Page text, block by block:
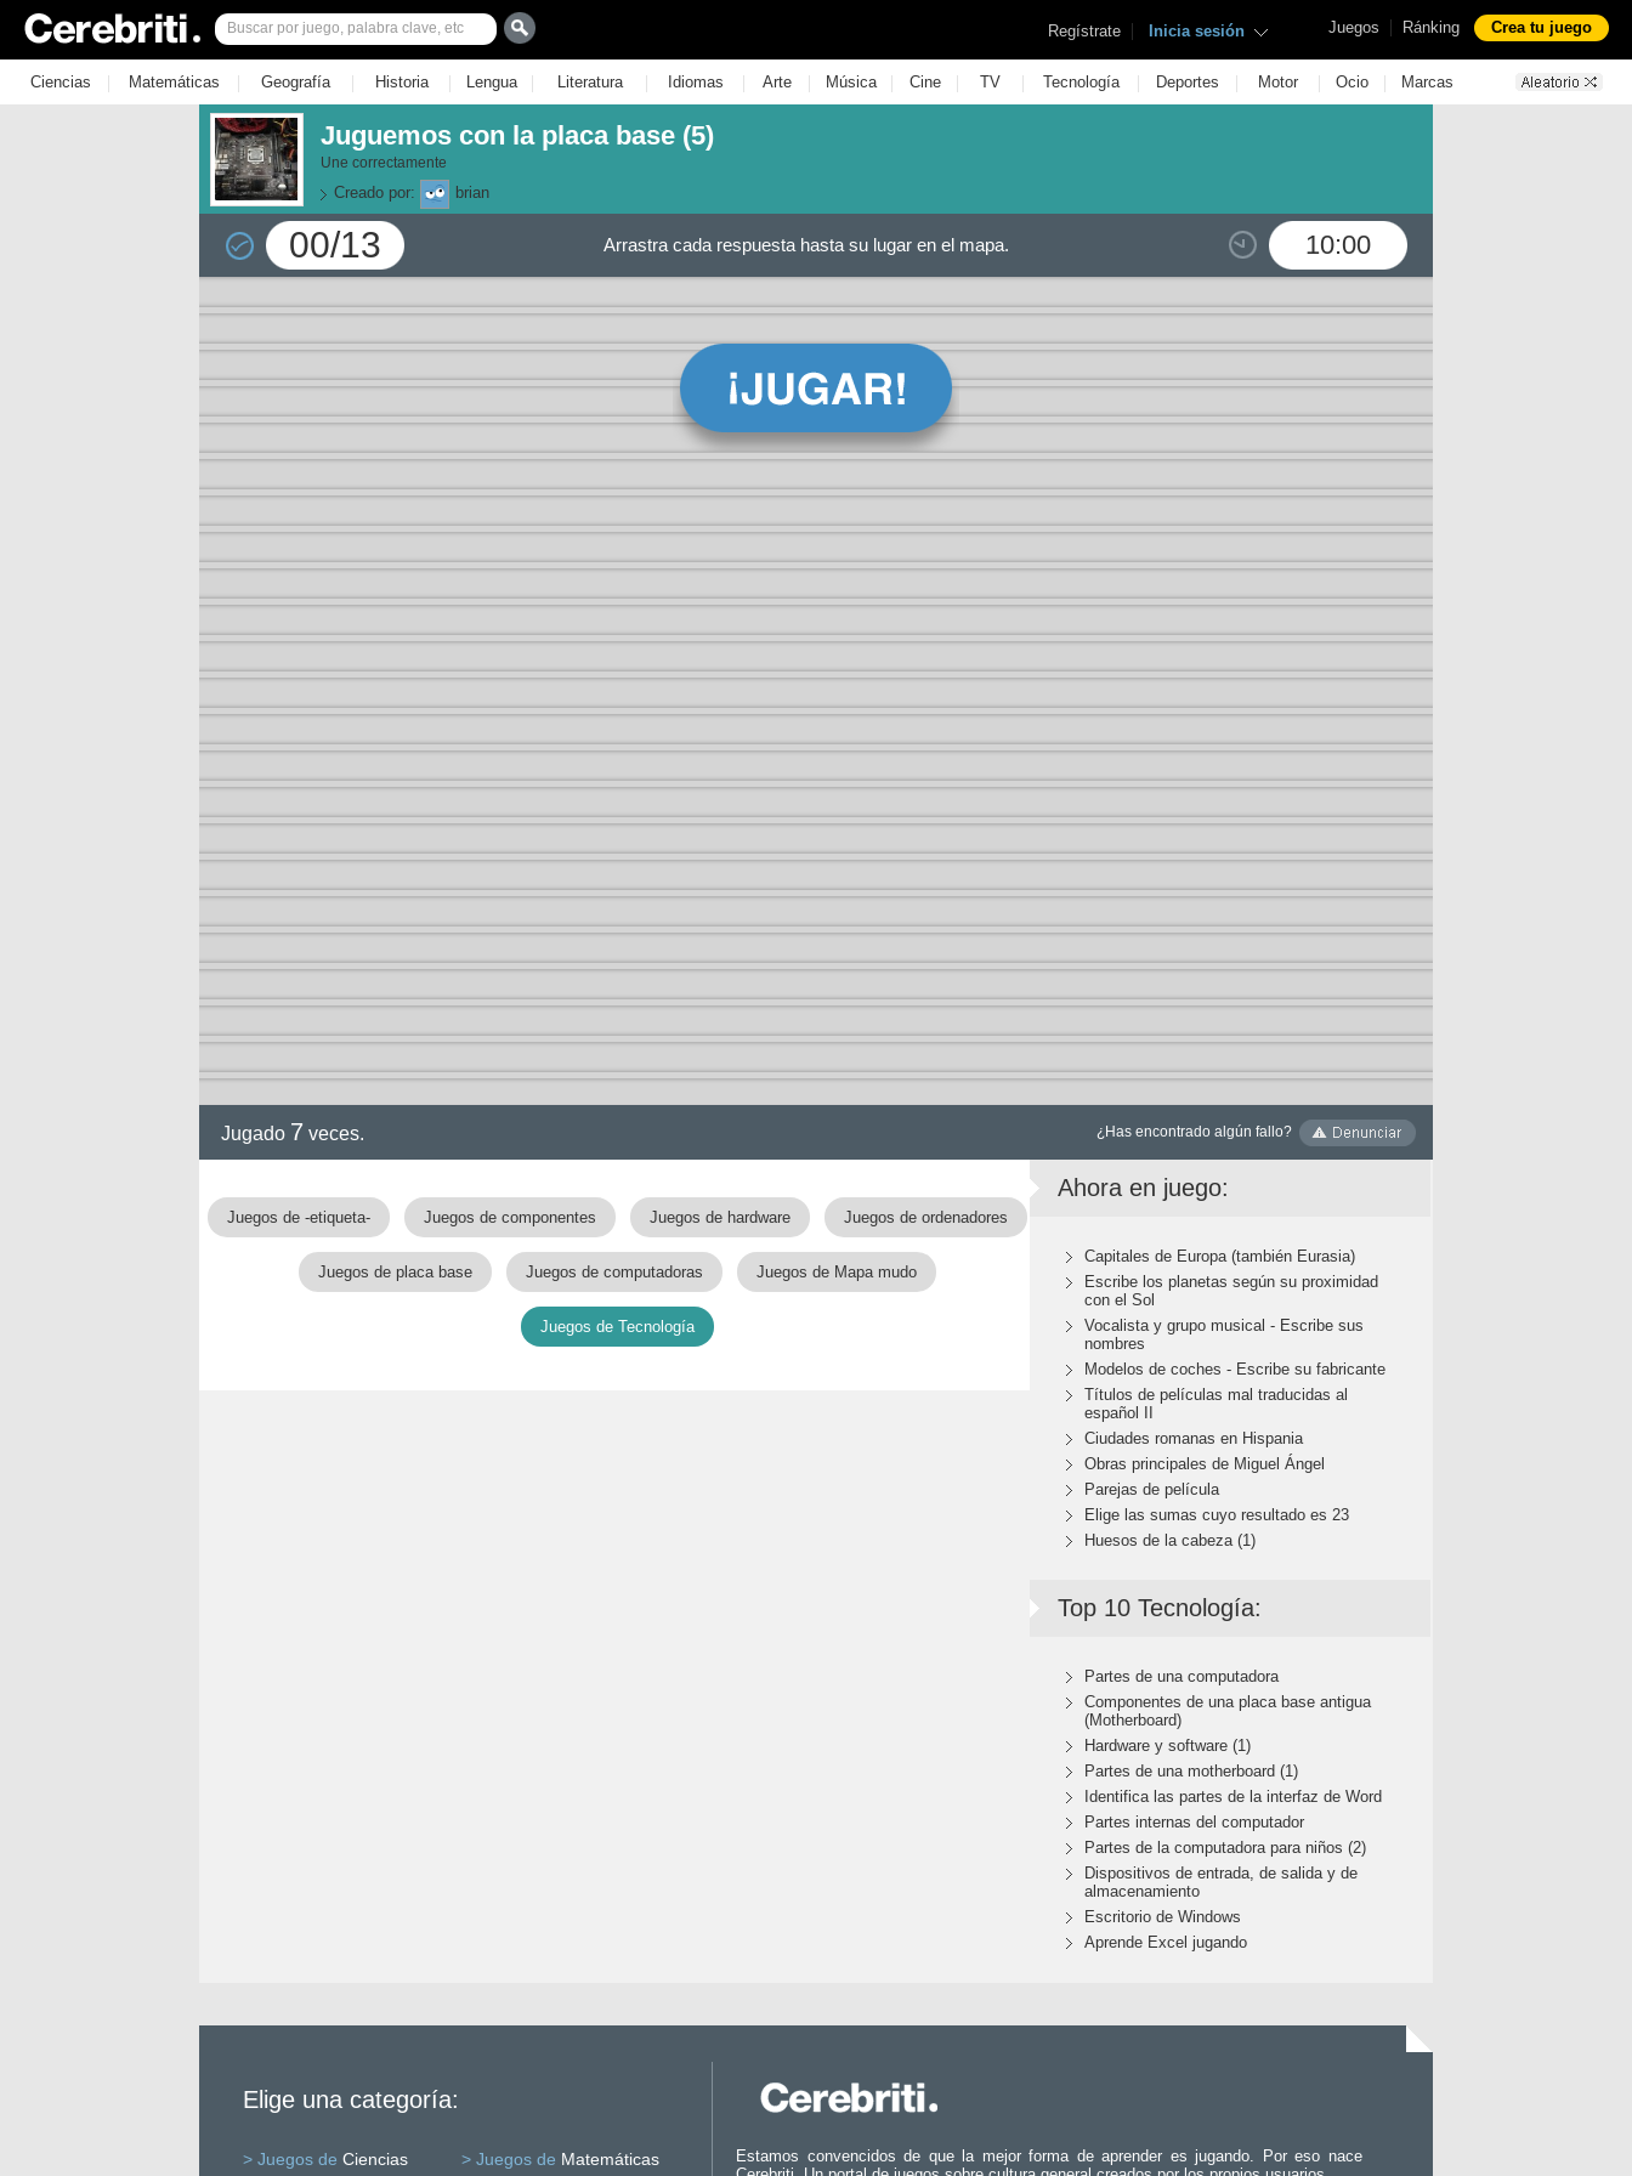
Juegos | Ránking Crea tu juego
Regístrate | Inicia sesión
Ciencias | Matemáticas | Geografía | Historia | Lengua | Literatura | Idiomas | Arte | Música | Cine | TV | Tecnología | Deportes | Motor | Ocio | Marcas
Juguemos con la placa base (5)
Une correctamente
Creado por: brian
00/13 10:00
Arrastra cada respuesta hasta su lugar en el mapa.
Jugado 7 veces. ¿Has encontrado algún fallo?
Juegos de -etiqueta- Juegos de componentes Juegos de hardware Juegos de ordenadores
Juegos de placa base Juegos de computadoras Juegos de Mapa mudo
Juegos de Tecnología
Ahora en juego:
Capitales de Europa (también Eurasia)
Escribe los planetas según su proximidad
con el Sol
Vocalista y grupo musical - Escribe sus
nombres
Modelos de coches - Escribe su fabricante
Títulos de películas mal traducidas al
español II
Ciudades romanas en Hispania
Obras principales de Miguel Ángel
Parejas de película
Elige las sumas cuyo resultado es 23
Huesos de la cabeza (1)
Top 10 Tecnología:
Partes de una computadora
Componentes de una placa base antigua
(Motherboard)
Hardware y software (1)
Partes de una motherboard (1)
Identifica las partes de la interfaz de Word
Partes internas del computador
Partes de la computadora para niños (2)
Dispositivos de entrada, de salida y de
almacenamiento
Escritorio de Windows
Aprende Excel jugando
Elige una categoría:
> Juegos de Ciencias > Juegos de Matemáticas
Estamos convencidos de que la mejor forma de aprender es jugando. Por eso nace